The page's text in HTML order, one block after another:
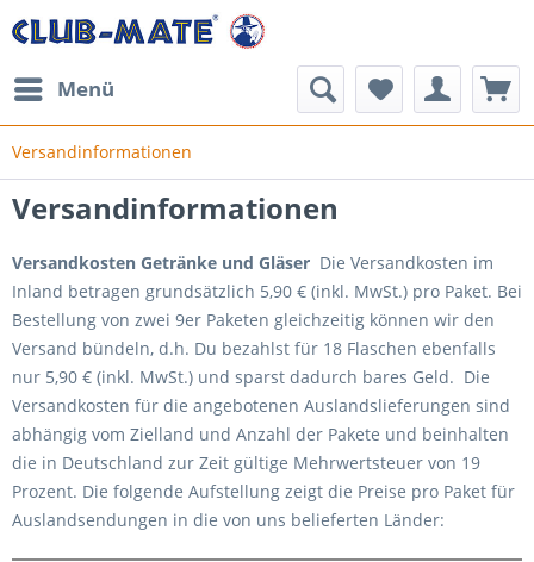
Menü
Versandinformationen
Versandinformationen
Versandkosten Getränke und Gläser Die Versandkosten im
Inland betragen grundsätzlich 5,90 € (inkl. MwSt.) pro Paket. Bei
Bestellung von zwei 9er Paketen gleichzeitig können wir den
Versand bündeln, d.h. Du bezahlst für 18 Flaschen ebenfalls
nur 5,90 € (inkl. MwSt.) und sparst dadurch bares Geld. Die
Versandkosten für die angebotenen Auslandslieferungen sind
abhängig vom Zielland und Anzahl der Pakete und beinhalten
die in Deutschland zur Zeit gültige Mehrwertsteuer von 19
Prozent. Die folgende Aufstellung zeigt die Preise pro Paket für
Auslandsendungen in die von uns belieferten Länder: